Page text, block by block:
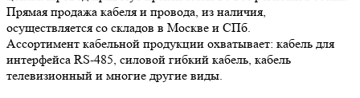
Прямая продажа кабеля и провода, из наличия,
осуществляется со складов в Москве и СПб.
Ассортимент кабельной продукции охватывает: кабель для
интерфейса RS-485, силовой гибкий кабель, кабель
телевизионный и многие другие виды.